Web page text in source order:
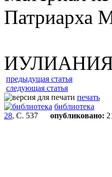
Патриарха
предыдущая статья
следующая статья
печать
библиотека
28, С. 537 опубликовано: